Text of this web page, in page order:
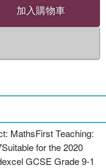
加入購物車
MathsFirst Teaching:
for the 2020
GCSE Grade 9-1